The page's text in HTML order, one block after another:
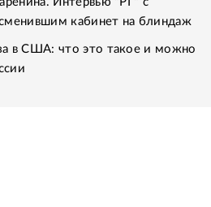
кабинет на блиндаж
в США: что это такое и можно